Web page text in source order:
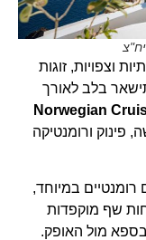
זוגות
בלב לאורך
(Norwegian
ורומנטיקה
במיוחד,
שף מוקפדות
מול האופק.